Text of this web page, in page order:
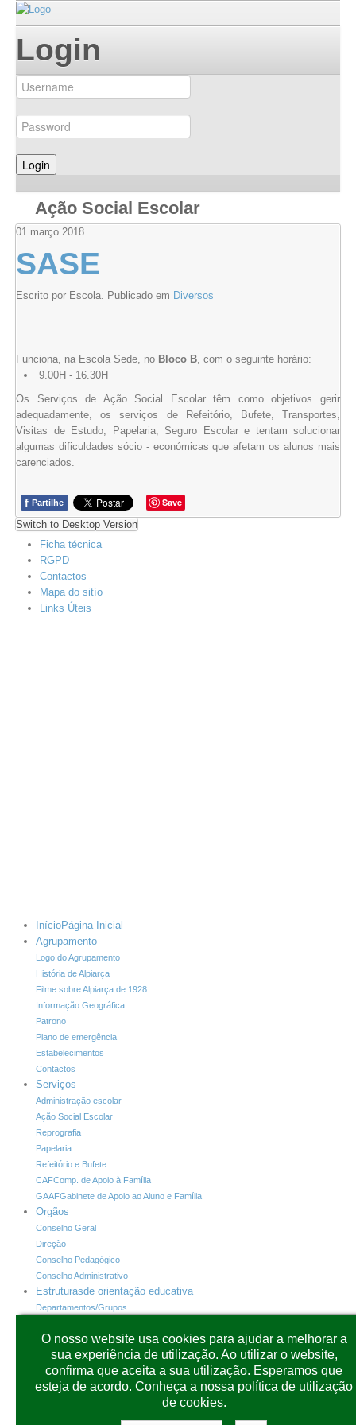
Login
Ação Social Escolar
01 março 2018
SASE
Escrito por Escola. Publicado em Diversos
Funciona, na Escola Sede, no Bloco B , com o seguinte horário:
9.00H - 16.30H
Os Serviços de Ação Social Escolar têm como objetivos gerir
adequadamente, os serviços de Refeitório, Bufete, Transportes,
Visitas de Estudo, Papelaria, Seguro Escolar e tentam solucionar
algumas dificuldades sócio - económicas que afetam os alunos mais
carenciados.
f Partilhe
Save
Switch to Desktop Version
Ficha técnica
RGPD
Contactos
Mapa do sitío
Links Úteis
InícioPágina Inicial
Agrupamento
Logo do Agrupamento
História de Alpiarça
Filme sobre Alpiarça de 1928
Informação Geográfica
Patrono
Plano de emergência
Estabelecimentos
Contactos
Serviços
Administração escolar
Ação Social Escolar
Reprografia
Papelaria
Refeitório e Bufete
CAFComp. de Apoio à Família
GAAFGabinete de Apoio ao Aluno e Família
Orgãos
Conselho Geral
Direção
Conselho Pedagógico
Conselho Administrativo
Estruturasde orientação educativa
Departamentos/Grupos
INOVAR +Programas
INOVAR+ Alunos
INOVAR+Consulta
INOVAR+PAA
Outras
O nosso website usa cookies para ajudar a melhorar a
sua experiência de utilização. Ao utilizar o website,
confirma que aceita a sua utilização. Esperamos que
esteja de acordo. Conheça a nossa política de utilização
de cookies.